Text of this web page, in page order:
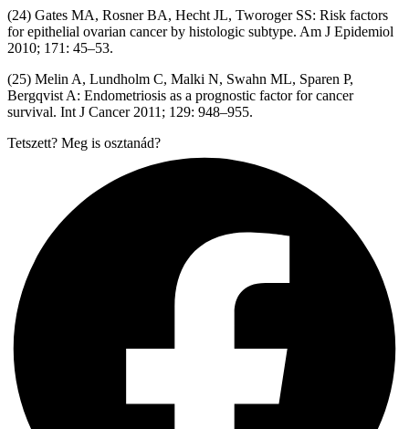
(24) Gates MA, Rosner BA, Hecht JL, Tworoger SS: Risk factors
for epithelial ovarian cancer by histologic subtype. Am J Epidemiol
2010; 171: 45–53.
(25) Melin A, Lundholm C, Malki N, Swahn ML, Sparen P,
Bergqvist A: Endometriosis as a prognostic factor for cancer
survival. Int J Cancer 2011; 129: 948–955.
Tetszett? Meg is osztanád?